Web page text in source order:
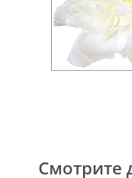
Смотрите